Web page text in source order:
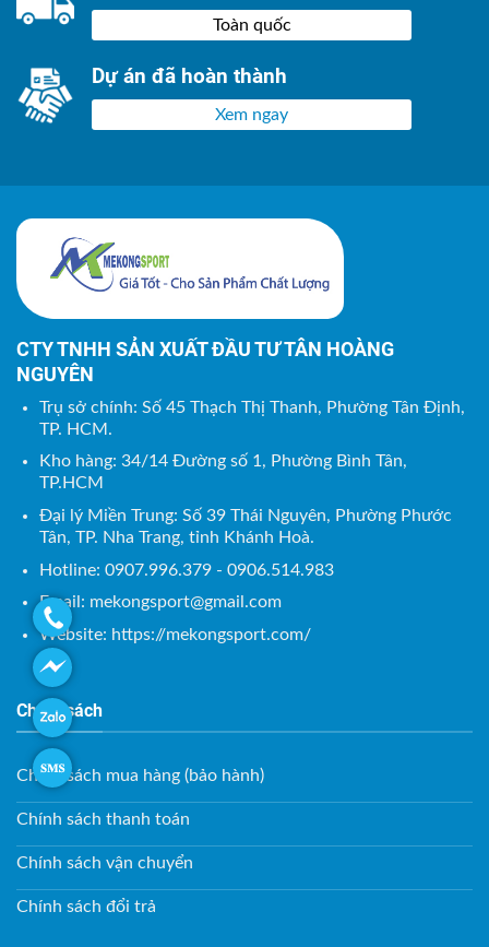
Toàn quốc
Dự án đã hoàn thành
Xem ngay
CTY TNHH SẢN XUẤT ĐẦU TƯ TÂN HOÀNG
NGUYÊN
Trụ sở chính: Số 45 Thạch Thị Thanh, Phường Tân Định,
TP. HCM.
Kho hàng: 34/14 Đường số 1, Phường Bình Tân,
TP.HCM
Đại lý Miền Trung: Số 39 Thái Nguyên, Phường Phước
Tân, TP. Nha Trang, tỉnh Khánh Hoà.
Hotline: 0907.996.379 - 0906.514.983
Email: mekongsport@gmail.com
Website: https://mekongsport.com/
Chính sách
Chính sách mua hàng (bảo hành)
Chính sách thanh toán
Chính sách vận chuyển
Chính sách đổi trả